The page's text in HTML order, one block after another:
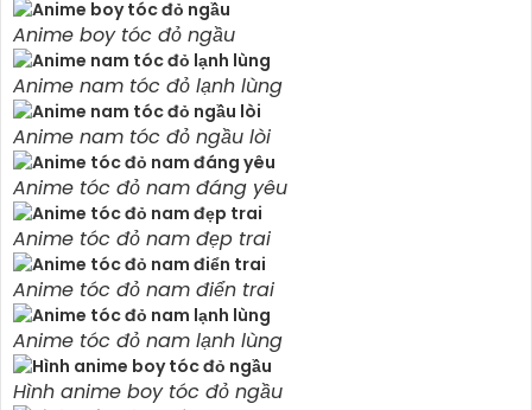
Anime boy tóc đỏ ngầu
Anime nam tóc đỏ lạnh lùng
Anime nam tóc đỏ ngầu lòi
Anime tóc đỏ nam đáng yêu
Anime tóc đỏ nam đẹp trai
Anime tóc đỏ nam điển trai
Anime tóc đỏ nam lạnh lùng
Hình anime boy tóc đỏ ngầu